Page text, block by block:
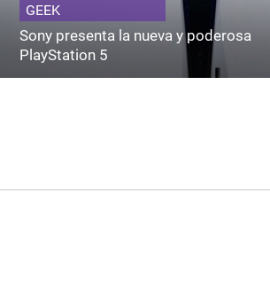
GEEK
Sony presenta la nueva y poderosa
PlayStation 5